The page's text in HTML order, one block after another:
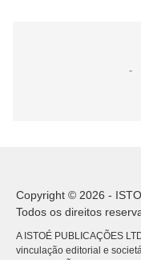
Copyright © 2026 -
Todos os direitos
A ISTOÉ PUBLICAÇÕES
vinculação editorial e